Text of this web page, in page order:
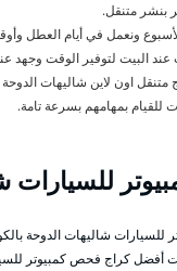
بنشر متنقل.
البيت لتوفير الوقت وجهد
اون لاين شاليهات
للقيام بمهامهم بسرعة تامة.
للسيارات
للسيارات شاليهات الدوحة
أفضل كراج فحص كمبيوتر